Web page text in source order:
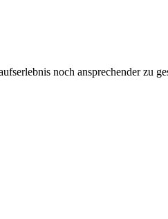
noch ansprechender zu